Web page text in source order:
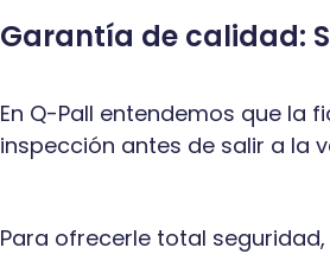
Garantía de calidad:
En Q-Pall entendemos que la
inspección antes de salir a la
Para ofrecerle total